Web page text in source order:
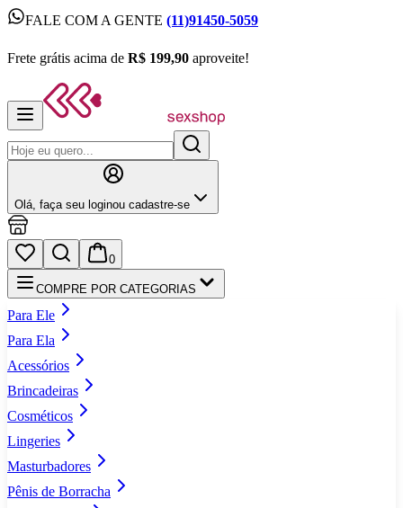
FALE COM A GENTE (11)91450-5059
Frete grátis acima de R$ 199,90 aproveite!
Olá, faça seu loginou cadastre‑se
0
COMPRE POR CATEGORIAS
Para Ele
Para Ela
Acessórios
Brincadeiras
Cosméticos
Lingeries
Masturbadores
Pênis de Borracha